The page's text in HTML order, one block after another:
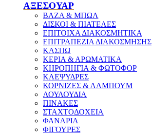
ΑΞΕΣΟΥΑΡ
ΒΑΖΑ & ΜΠΩΛ
ΔΙΣΚΟΙ & ΠΙΑΤΕΛΕΣ
ΕΠΙΤΟΙΧΑ ΔΙΑΚΟΣΜΗΤΙΚΑ
ΕΠΙΤΡΑΠΕΖΙΑ ΔΙΑΚΟΣΜΗΣΗΣ
ΚΑΣΠΩ
ΚΕΡΙΑ & ΑΡΩΜΑΤΙΚΑ
ΚΗΡΟΠΗΓΙΑ & ΦΩΤΟΦΟΡ
ΚΛΕΨΥΔΡΕΣ
ΚΟΡΝΙΖΕΣ & ΑΛΜΠΟΥΜ
ΛΟΥΛΟΥΔΙΑ
ΠΙΝΑΚΕΣ
ΣΤΑΧΤΟΔΟΧΕΙΑ
ΦΑΝΑΡΙΑ
ΦΙΓΟΥΡΕΣ